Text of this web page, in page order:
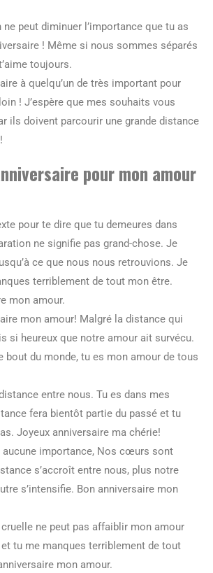
ne peut diminuer l’importance que tu as
! Même si nous sommes séparés
toujours.
à quelqu’un de très important pour
! J’espère que mes souhaits vous
ils doivent parcourir une grande distance
pour mon amour
pour te dire que tu demeures dans
ne signifie pas grand-chose. Je
ce que nous nous retrouvions. Je
terriblement de tout mon être.
mon amour.
mon amour! Malgré la distance qui
si heureux que notre amour ait survécu.
bout du monde, tu es mon amour de tous
entre nous. Tu es dans mes
fera bientôt partie du passé et tu
Joyeux anniversaire ma chérie!
aucune importance, Nos cœurs sont
s’accroît entre nous, plus notre
s’intensifie. Bon anniversaire mon
ne peut pas affaiblir mon amour
tu me manques terriblement de tout
mon amour.